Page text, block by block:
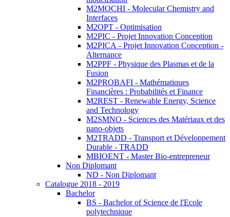
M2MOCHI - Molecular Chemistry and
Interfaces
M2OPT - Optimisation
M2PIC - Projet Innovation Conception
M2PICA - Projet Innovation Conception -
Alternance
M2PPF - Physique des Plasmas et de la
Fusion
M2PROBAFI - Mathématiques
Financières : Probabilités et Finance
M2REST - Renewable Energy, Science
and Technology
M2SMNO - Sciences des Matériaux et des
nano-objets
M2TRADD - Transport et Développement
Durable - TRADD
MBIOENT - Master Bio-entrepreneur
Non Diplomant
ND - Non Diplomant
Catalogue 2018 - 2019
Bachelor
BS - Bachelor of Science de l'Ecole
polytechnique